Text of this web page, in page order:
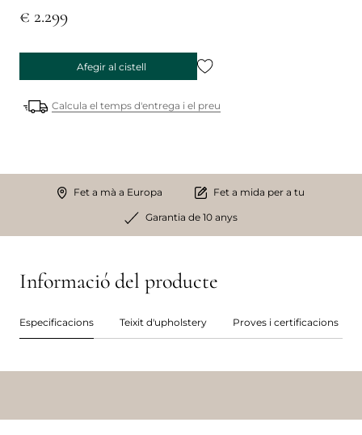
€ 2.299
Afegir al cistell
Calcula el temps d'entrega i el preu
Fet a mà a Europa Fet a mida per a tu
Garantia de 10 anys
Informació del producte
Especificacions Teixit d'upholstery Proves i certificacions